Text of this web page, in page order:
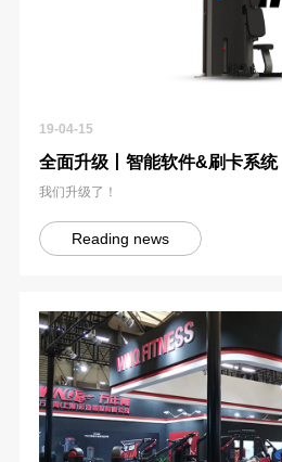
19-04-15
全面升级丨智能软件&刷卡系统
我们升级了！
Reading news